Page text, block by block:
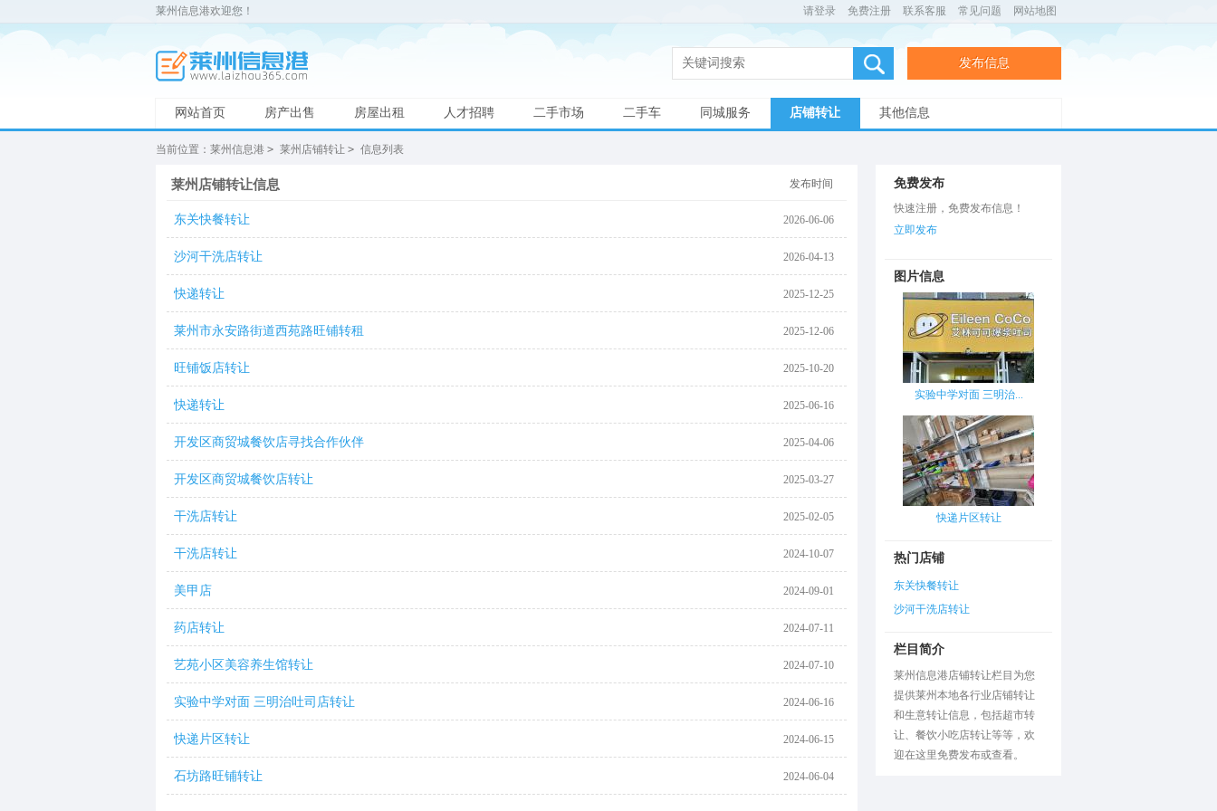
莱州信息港欢迎您！ 请登录 免费注册 联系客服 常见问题 网站地图
发布信息
网站首页 房产出售 房屋出租 人才招聘 二手市场 二手车 同城服务 店铺转让 其他信息
当前位置： 莱州信息港 > 莱州店铺转让 > 信息列表
莱州店铺转让信息 发布时间
东关快餐转让 2026-06-06
沙河干洗店转让 2026-04-13
快递转让 2025-12-25
莱州市永安路街道西苑路旺铺转租 2025-12-06
旺铺饭店转让 2025-10-20
快递转让 2025-06-16
开发区商贸城餐饮店寻找合作伙伴 2025-04-06
开发区商贸城餐饮店转让 2025-03-27
干洗店转让 2025-02-05
干洗店转让 2024-10-07
美甲店 2024-09-01
药店转让 2024-07-11
艺苑小区美容养生馆转让 2024-07-10
实验中学对面 三明治吐司店转让 2024-06-16
快递片区转让 2024-06-15
石坊路旺铺转让 2024-06-04
免费发布
快速注册，免费发布信息！
立即发布
图片信息
实验中学对面 三明治...
快递片区转让
热门店铺
东关快餐转让
沙河干洗店转让
栏目简介
莱州信息港店铺转让栏目为您
提供莱州本地各行业店铺转让
和生意转让信息，包括超市转
让、餐饮小吃店转让等等，欢
迎在这里免费发布或查看。